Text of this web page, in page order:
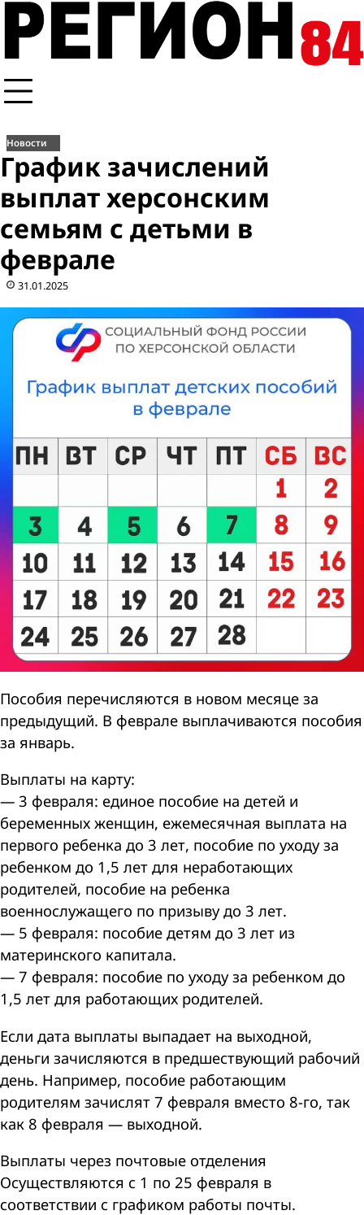
Перейти
содержимому
Новости
График зачислений
выплат херсонским
семьям с детьми в
феврале
31.01.2025
Пособия перечисляются в новом месяце за
предыдущий. В феврале выплачиваются пособия
за январь.
Выплаты на карту:
— 3 февраля: единое пособие на детей и
беременных женщин, ежемесячная выплата на
первого ребенка до 3 лет, пособие по уходу за
ребенком до 1,5 лет для неработающих
родителей, пособие на ребенка
военнослужащего по призыву до 3 лет.
— 5 февраля: пособие детям до 3 лет из
материнского капитала.
— 7 февраля: пособие по уходу за ребенком до
1,5 лет для работающих родителей.
Если дата выплаты выпадает на выходной,
деньги зачисляются в предшествующий рабочий
день. Например, пособие работающим
родителям зачислят 7 февраля вместо 8-го, так
как 8 февраля — выходной.
Выплаты через почтовые отделения
Осуществляются с 1 по 25 февраля в
соответствии с графиком работы почты.